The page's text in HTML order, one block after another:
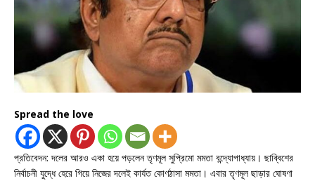
Spread the love
প্রতিবেদন: দলের আরও একা হয়ে পড়লেন তৃণমূল সুপ্রিমো মমতা বন্দ্যোপাধ্যায়। ছাব্বিশের
নির্বাচনী যুদ্ধে হেরে গিয়ে নিজের দলেই কার্যত কোণঠাসা মমতা। এবার তৃণমূল ছাড়ার ঘোষণা